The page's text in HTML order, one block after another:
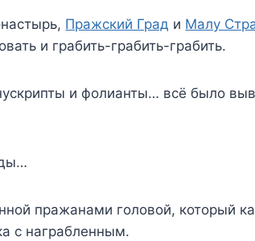
Пражский Град и Малу
и грабить-грабить-грабить.
и фолианты… всё было
пражанами головой, который
с награбленным.